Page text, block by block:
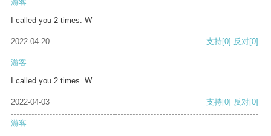
游客
I called you 2 times. W
2022-04-20 支持[0] 反对[0]
游客
I called you 2 times. W
2022-04-03 支持[0] 反对[0]
游客